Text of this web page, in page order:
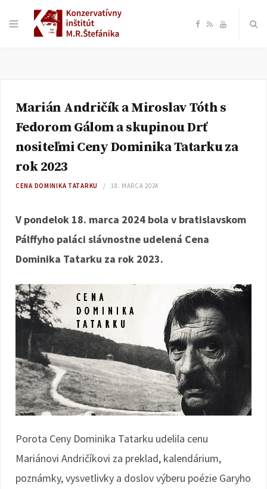
F
e
b
R Y
u
Marián Andričík a Miroslav Tóth s
Fedorom Gálom a skupinou Drť
nositeľmi Ceny Dominika Tatarku za
rok 2023
CENA DOMINIKA TATARKU 18. MARCA 2024
V pondelok 18. marca 2024 bola v bratislavskom
Pálffyho paláci slávnostne udelená Cena
Dominika Tatarku za rok 2023.
Porota Ceny Dominika Tatarku udelila cenu
Mariánovi Andričíkovi za preklad, kalendárium,
poznámky, vysvetlivky a doslov výberu poézie Garyho